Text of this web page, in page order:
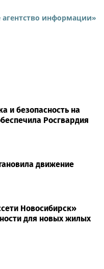
агентство информации»
и безопасность на
Росгвардия
движение
Новосибирск»
для новых жилых